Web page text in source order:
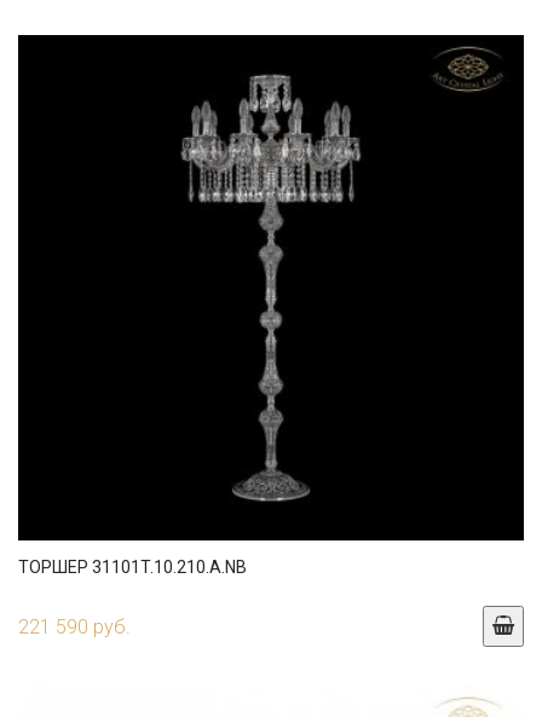
ТОРШЕР 31101T.10.210.A.NB
221 590 руб.